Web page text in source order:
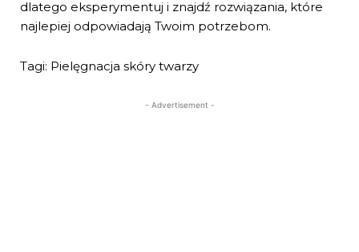
dlatego eksperymentuj i znajdź rozwiązania, które
najlepiej odpowiadają Twoim potrzebom.
Tagi: Pielęgnacja skóry twarzy
- Advertisement -